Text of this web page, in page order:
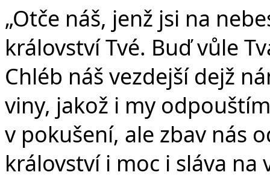
„Otče náš, jenž jsi na
království Tvé. Buď vůle
Chléb náš vezdejší dejž
viny, jakož i my
v pokušení, ale zbav nás
království i moc i sláva na